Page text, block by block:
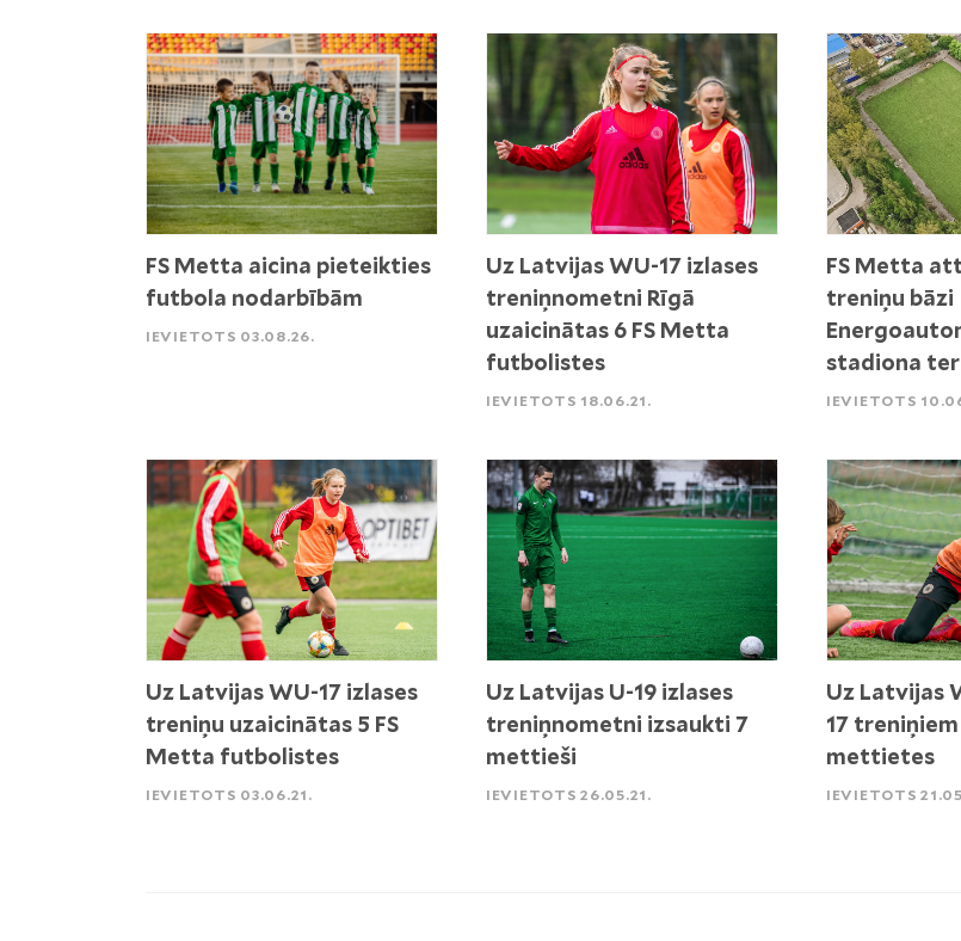
FS Metta aicina pieteikties
futbola nodarbībām
IEVIETOTS 03.08.26.
Uz Latvijas WU-17 izlases
treniņnometni Rīgā
uzaicinātas 6 FS Metta
futbolistes
IEVIETOTS 18.06.21.
FS Metta
treniņu bāzi
stadiona
IEVIETOTS
Uz Latvijas WU-17 izlases
treniņu uzaicinātas 5 FS
Metta futbolistes
IEVIETOTS 03.06.21.
Uz Latvijas U-19 izlases
treniņnometni izsaukti 7
mettieši
IEVIETOTS 26.05.21.
Uz Latvijas
17
mettietes
IEVIETOTS